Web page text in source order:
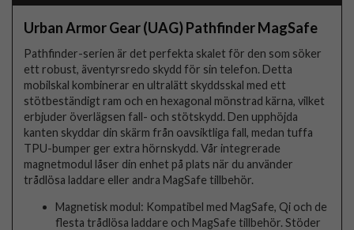
Urban Armor Gear (UAG) Pathfinder MagSafe
Pathfinder-serien är det perfekta skalet för den som söker
ett robust, äventyrsredo skydd för sin telefon. Detta
mobilskal kombinerar en ultralätt skyddsskal med ett
stötbeständigt ram och en hexagonal mönstrad kärna, vilket
erbjuder överlägsen fall- och stötskydd. Den upphöjda
kanten skyddar din skärm från oavsiktliga fall, medan tuffa
TPU-bumper ger extra hörnskydd. Vår integrerade
magnetmodul låser din enhet på plats när du använder
trådlösa laddare eller andra MagSafe tillbehör.
Magnetisk modul: Kompatibel med MagSafe, Qi och de
flesta trådlösa laddare och MagSafe tillbehör. Stöder